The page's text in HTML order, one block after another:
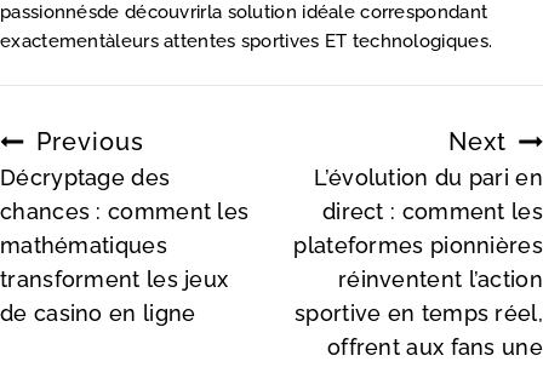
passionnésde découvrirla solution idéale correspondant
exactementàleurs attentes sportives ET technologiques.​
Previous
Décryptage des
chances : comment les
mathématiques
transforment les jeux
de casino en ligne
Next
L’évolution du pari en
direct : comment les
plateformes pionnières
réinventent l’action
sportive en temps réel,
offrent aux fans une